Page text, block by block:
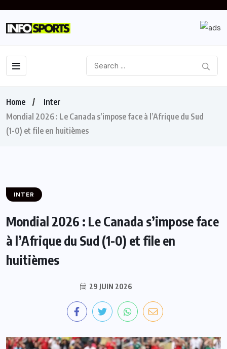
Home
Inter
Mondial 2026 : Le Canada s’impose face à l’Afrique du Sud
(1-0) et file en huitièmes
INTER
Mondial 2026 : Le Canada s’impose face
à l’Afrique du Sud (1-0) et file en
huitièmes
29 JUIN 2026